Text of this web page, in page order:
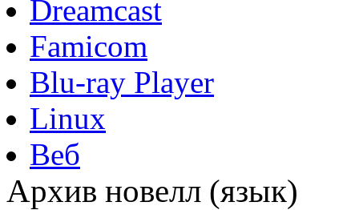
Dreamcast
Famicom
Blu-ray Player
Linux
Веб
Архив новелл (язык)